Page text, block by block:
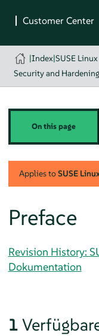
|Index|SUSE
Security and
On this page
Applies toSUSE
Preface
Revision History:
Dokumentation
1